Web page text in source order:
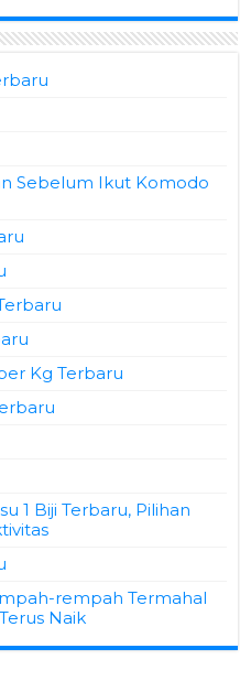
Sebelum Ikut Komodo
Kg Terbaru
1 Biji Terbaru, Pilihan
rempah Termahal
Naik